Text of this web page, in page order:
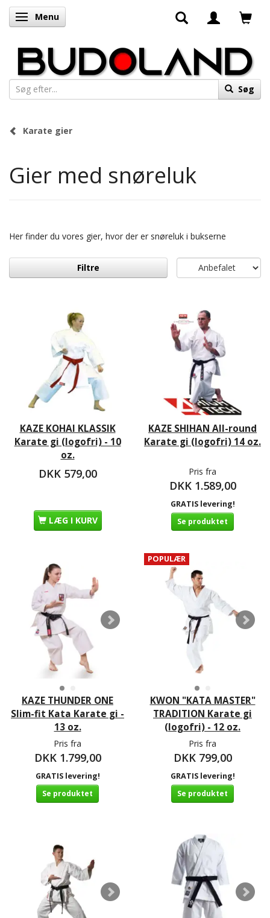
Skifte navigation
Menu
Søg
Karate gier
Gier med snøreluk
Her finder du vores gier, hvor der er snøreluk i bukserne
Filtre
KAZE KOHAI KLASSIK
Karate gi (logofri) - 10
oz.
DKK 579,00
LÆG I KURV
KAZE SHIHAN All-round
Karate gi (logofri) 14 oz.
Pris fra
DKK 1.589,00
GRATIS levering!
Se produktet
KAZE THUNDER ONE
Slim-fit Kata Karate gi -
13 oz.
Pris fra
DKK 1.799,00
GRATIS levering!
Se produktet
POPULÆR
KWON "KATA MASTER"
TRADITION Karate gi
(logofri) - 12 oz.
Pris fra
DKK 799,00
GRATIS levering!
Se produktet